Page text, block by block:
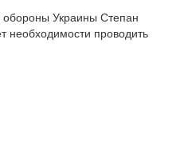
обороны Украины Степан
необходимости проводить